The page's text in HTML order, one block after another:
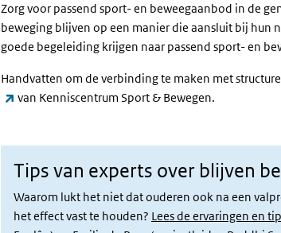
Zorg voor passend sport- en beweegaanbod in de
beweging blijven op een manier die aansluit bij hun
goede begeleiding krijgen naar passend sport- en
Handvatten om de verbinding te maken met
(externe link)
van Kenniscentrum Sport & Bewegen.
Tips van experts over blijven
Waarom lukt het niet dat ouderen ook na een
het effect vast te houden? Lees de ervaringen en